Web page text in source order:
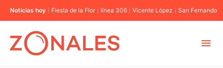
Noticias hoy Fiesta de la Flor línea 306 Vicente López San Fernando